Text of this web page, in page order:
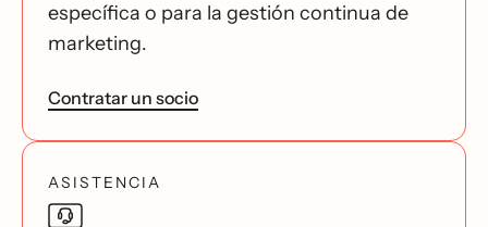
específica o para la gestión continua de
marketing.
Contratar un socio
ASISTENCIA